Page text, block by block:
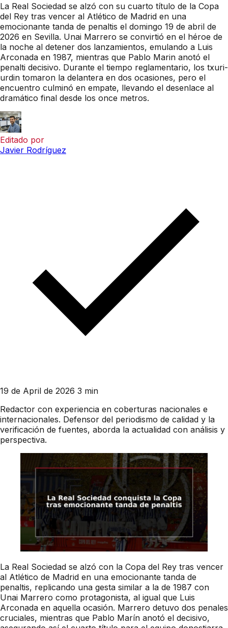
La Real Sociedad se alzó con su cuarto título de la Copa
del Rey tras vencer al Atlético de Madrid en una
emocionante tanda de penaltis el domingo 19 de abril de
2026 en Sevilla. Unai Marrero se convirtió en el héroe de
la noche al detener dos lanzamientos, emulando a Luis
Arconada en 1987, mientras que Pablo Marin anotó el
penalti decisivo. Durante el tiempo reglamentario, los txuri-
urdin tomaron la delantera en dos ocasiones, pero el
encuentro culminó en empate, llevando el desenlace al
dramático final desde los once metros.
Editado por
Javier Rodríguez
19 de April de 2026 3 min
Redactor con experiencia en coberturas nacionales e
internacionales. Defensor del periodismo de calidad y la
verificación de fuentes, aborda la actualidad con análisis y
perspectiva.
La Real Sociedad se alzó con la Copa del Rey tras vencer
al Atlético de Madrid en una emocionante tanda de
penaltis, replicando una gesta similar a la de 1987 con
Unai Marrero como protagonista, al igual que Luis
Arconada en aquella ocasión. Marrero detuvo dos penales
cruciales, mientras que Pablo Marín anotó el decisivo,